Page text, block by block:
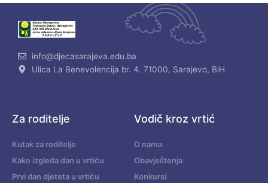
info@djecasarajeva.edu.ba
Ulica La Benevolencija br. 4. 71000, Sarajevo, BiH
Za roditelje
Kutak za roditelje
Kako izgleda dan u vrtiću
Prvi dan djeteta u vrtiću
Vodič kroz vrtić
O nama
Obavještenja
Konkursi